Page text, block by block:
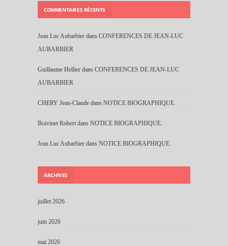
COMMENTAIRES RÉCENTS
Jean Luc Aubarbier dans CONFERENCES DE JEAN-LUC
AUBARBIER
Guillaume Hellier dans CONFERENCES DE JEAN-LUC
AUBARBIER
CHERY Jean-Claude dans NOTICE BIOGRAPHIQUE.
Boivinet Robert dans NOTICE BIOGRAPHIQUE.
Jean Luc Aubarbier dans NOTICE BIOGRAPHIQUE.
ARCHIVES
juillet 2026
juin 2026
mai 2026